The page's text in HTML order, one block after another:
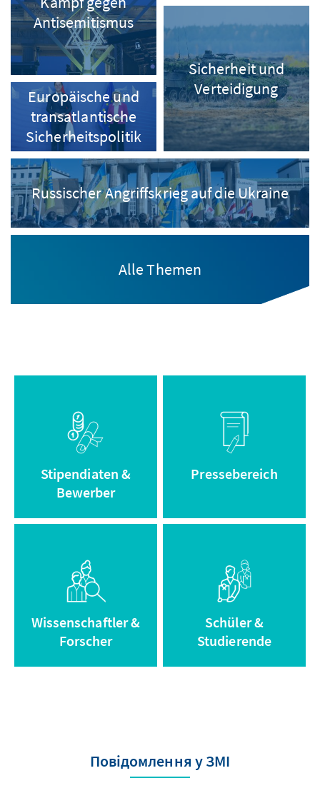
Antisemitismus
Sicherheit und
Verteidigung
Europäische und
transatlantische
Sicherheitspolitik
Russischer Angriffskrieg auf die Ukraine
Alle Themen
Stipendiaten &
Bewerber
Informationen
zum
Stipendium
Pressebereich
Zum
Pressebereich
Wissenschaftler &
Forscher
Zum Archiv
Schüler &
Studierende
Zum Adenauer
Campus
Повідомлення у ЗМІ